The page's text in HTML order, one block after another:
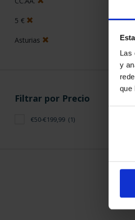
Las
y
que
5 €
Asturias
Filtrar por Precio
€50-€199,99 (1)